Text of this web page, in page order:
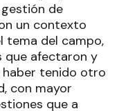
de
un contexto
tema del campo,
que afectaron y
haber tenido otro
con mayor
que a